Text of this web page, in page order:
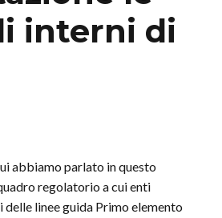
interni di
abbiamo parlato in questo
regolatorio a cui enti
linee guida Primo elemento